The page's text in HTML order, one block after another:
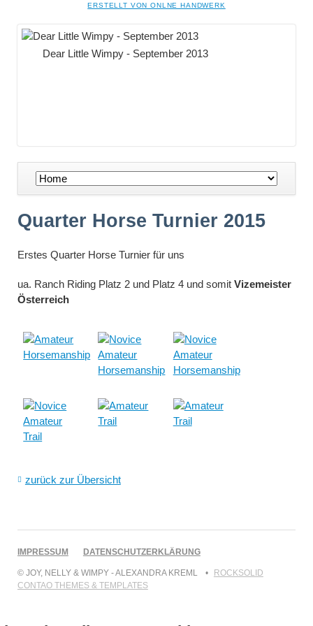
NAVIGATION
ERSTELLT VON ONLNE HANDWERK
Dear Little Wimpy - September 2013
Navigation
überspringen
Quarter Horse Turnier 2015
Erstes Quarter Horse Turnier für uns
ua. Ranch Riding Platz 2 und Platz 4 und somitVizemeister
Österreich
zurück zur Übersicht
NAVIGATION
IMPRESSUM DATENSCHUTZERKLÄRUNG
© JOY, NELLY & WIMPY - ALEXANDRA KREML
ROCKSOLID
CONTAO THEMES & TEMPLATES